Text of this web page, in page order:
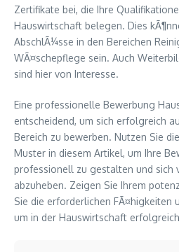
Zertifikate bei, die Ihre
Hauswirtschaft belegen. Dies
AbschlÃ¼sse in den Bereichen
WÃ¤schepflege sein. Auch
sind hier von Interesse.
Eine professionelle Bewerbung
entscheidend, um sich erfolgreich
Bereich zu bewerben. Nutzen Sie
Muster in diesem Artikel, um Ihre
professionell zu gestalten und sich
abzuheben. Zeigen Sie Ihrem
Sie die erforderlichen FÃ¤higkeiten
um in der Hauswirtschaft